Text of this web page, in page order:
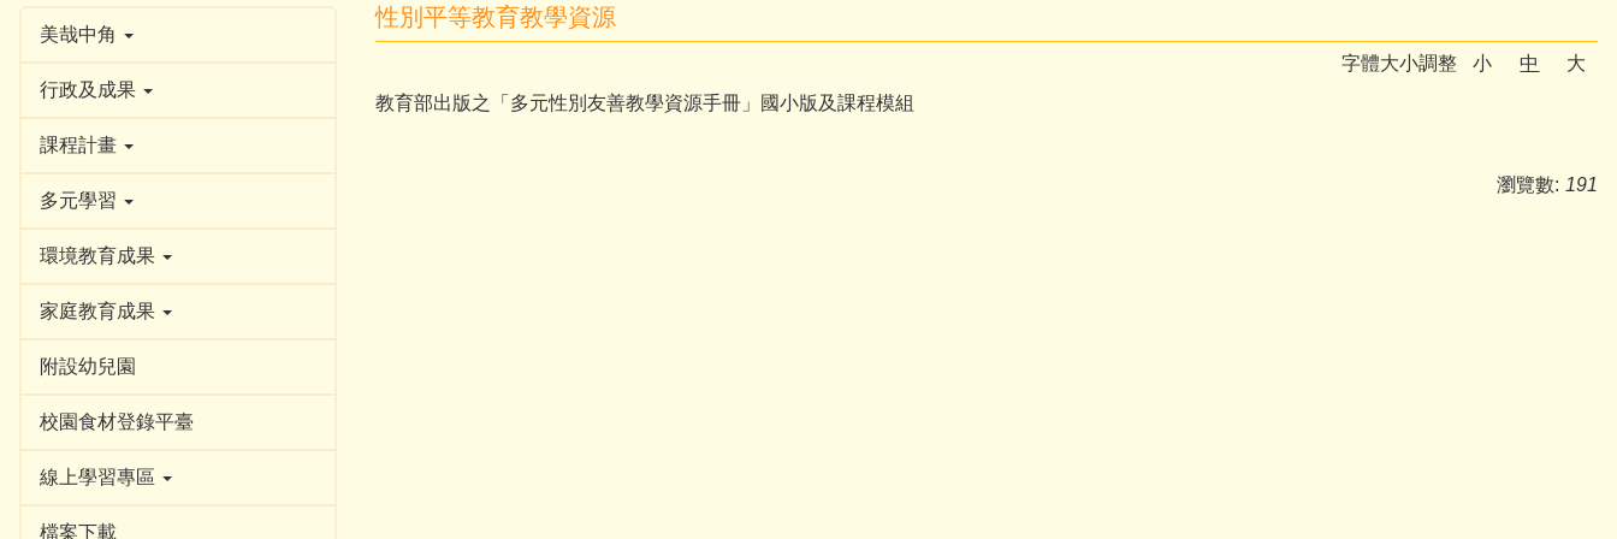
美哉中角
行政及成果
課程計畫
多元學習
環境教育成果
家庭教育成果
附設幼兒園
校園食材登錄平臺
線上學習專區
檔案下載
性別平等教育教學資源
字體大小調整 小 中
大
教育部出版之「多元性別友善教學資源手冊」國小版及課程模組
瀏覽數: 191